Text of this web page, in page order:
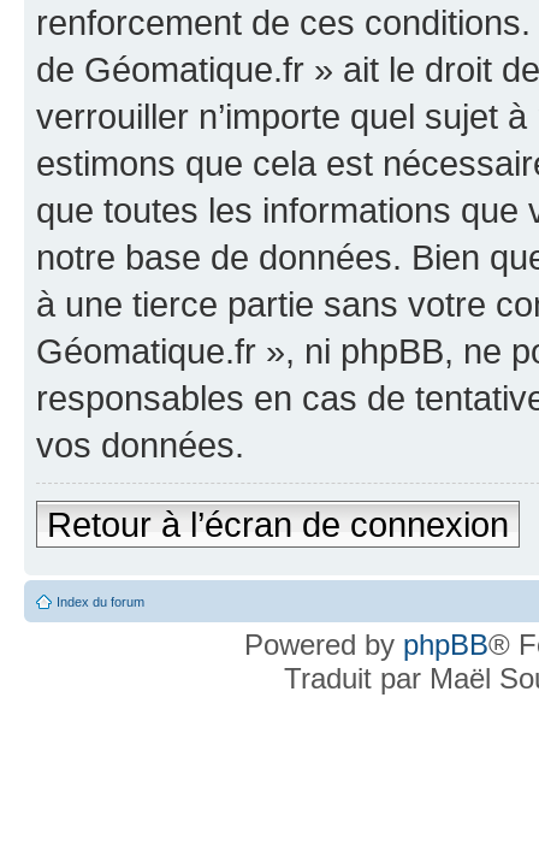
renforcement de ces
de Géomatique.fr » ait le droit
verrouiller n’importe quel sujet
estimons que cela est
que toutes les informations
notre base de données. Bien
à une tierce partie sans votre
Géomatique.fr », ni phpBB, ne
responsables en cas de
vos données.
Retour à l’écran de connexion
Index du forum
Powered by phpBB®
Traduit par Maël